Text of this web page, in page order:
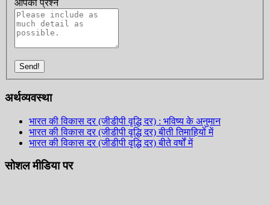
आपका प्रश्न
Send!
अर्थव्यवस्था
भारत की विकास दर (जीडीपी वृद्धि दर) : भविष्य के अनुमान
भारत की विकास दर (जीडीपी वृद्धि दर) बीती तिमाहियों में
भारत की विकास दर (जीडीपी वृद्धि दर) बीते वर्षों में
सोशल मीडिया पर